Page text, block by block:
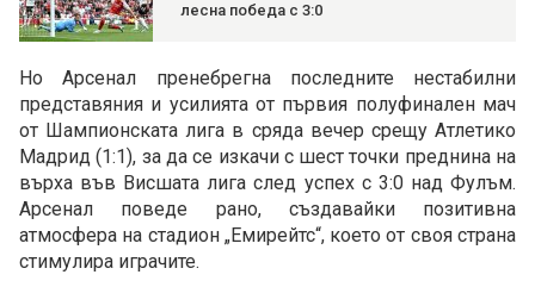
лесна победа с 3:0
Но Арсенал пренебрегна последните нестабилни
представяния и усилията от първия полуфинален мач
от Шампионската лига в сряда вечер срещу Атлетико
Мадрид (1:1), за да се изкачи с шест точки преднина на
върха във Висшата лига след успех с 3:0 над Фулъм.
Арсенал поведе рано, създавайки позитивна
атмосфера на стадион „Емирейтс“, което от своя страна
стимулира играчите.